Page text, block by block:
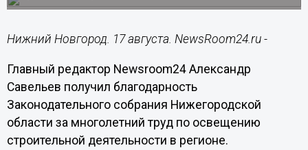
Нижний Новгород. 17 августа. NewsRoom24.ru -
Главный редактор Newsroom24 Александр
Савельев получил благодарность
Законодательного собрания Нижегородской
области за многолетний труд по освещению
строительной деятельности в регионе.